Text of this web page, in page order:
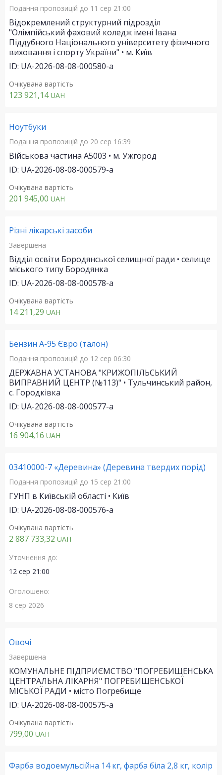
Подання пропозицій до 11 сер 21:00
Відокремлений структурний підрозділ
"Олімпійський фаховий коледж імені Івана
Піддубного Національного університету фізичного
виховання і спорту України" • м. Київ
ID: UA-2026-08-08-000580-a
Очікувана вартість
123 921,14UAH
Ноутбуки
Подання пропозицій до 20 сер 16:39
Військова частина А5003 • м. Ужгород
ID: UA-2026-08-08-000579-a
Очікувана вартість
201 945,00 UAH
Різні лікарські засоби
Завершена
Відділ освіти Бородянської селищної ради • селище
міського типу Бородянка
ID: UA-2026-08-08-000578-a
Очікувана вартість
14 211,29 UAH
Бензин А-95 Євро (талон)
Подання пропозицій до 12 сер 06:30
ДЕРЖАВНА УСТАНОВА "КРИЖОПІЛЬСЬКИЙ
ВИПРАВНИЙ ЦЕНТР (№113)" • Тульчинський район,
c. Городківка
ID: UA-2026-08-08-000577-a
Очікувана вартість
16 904,16 UAH
03410000-7 «Деревина» (Деревина твердих порід)
Подання пропозицій до 15 сер 21:00
ГУНП в Київській області • Київ
ID: UA-2026-08-08-000576-a
Очікувана вартість
2 887 733,32 UAH
Уточнення до:
12 сер 21:00
Оголошено:
8 сер 2026
Овочі
Завершена
КОМУНАЛЬНЕ ПІДПРИЄМСТВО "ПОГРЕБИЩЕНСЬКА
ЦЕНТРАЛЬНА ЛІКАРНЯ" ПОГРЕБИЩЕНСЬКОЇ
МІСЬКОЇ РАДИ • місто Погребище
ID: UA-2026-08-08-000575-a
Очікувана вартість
799,00 UAH
Фарба водоемульсійна 14 кг, фарба біла 2,8 кг, колір